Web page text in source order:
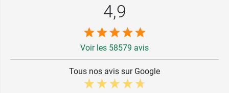
4,9
Voir les 58579 avis
Tous nos avis sur Google